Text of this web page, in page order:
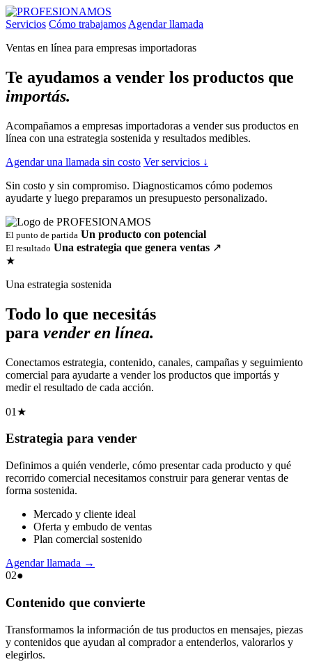
Servicios Cómo trabajamos Agendar llamada
Ventas en línea para empresas importadoras
Te ayudamos a vender los productos que
importás.
Acompañamos a empresas importadoras a vender sus productos en
línea con una estrategia sostenida y resultados medibles.
Agendar una llamada sin costo Ver servicios ↓
Sin costo y sin compromiso. Diagnosticamos cómo podemos
ayudarte y luego preparamos un presupuesto personalizado.
El punto de partida Un producto con potencial
El resultado Una estrategia que genera ventas ↗
★
Una estrategia sostenida
Todo lo que necesitás
para vender en línea.
Conectamos estrategia, contenido, canales, campañas y seguimiento
comercial para ayudarte a vender los productos que importás y
medir el resultado de cada acción.
01 ★
Estrategia para vender
Definimos a quién venderle, cómo presentar cada producto y qué
recorrido comercial necesitamos construir para generar ventas de
forma sostenida.
Mercado y cliente ideal
Oferta y embudo de ventas
Plan comercial sostenido
Agendar llamada →
02●
Contenido que convierte
Transformamos la información de tus productos en mensajes, piezas
y contenidos que ayudan al comprador a entenderlos, valorarlos y
elegirlos.